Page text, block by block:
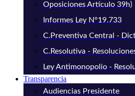
Oposiciones Artículo 39h)
Informes Ley N°19.733
C.Preventiva Central -
C.Resolutiva -
Ley Antimonopolio -
Transparencia
Audiencias Presidente